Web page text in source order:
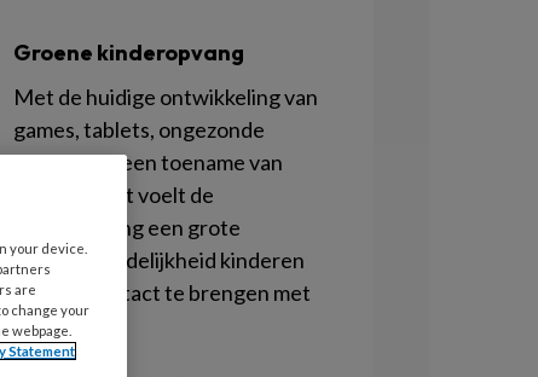
Groene kinderopvang
Met de huidige ontwikkeling van
games, tablets, ongezonde
voeding en een toename van
overgewicht voelt de
kinderopvang een grote
verantwoordelijkheid kinderen
weer in contact te brengen met
de natuur.
your device.
are
change your
webpage.
Statement